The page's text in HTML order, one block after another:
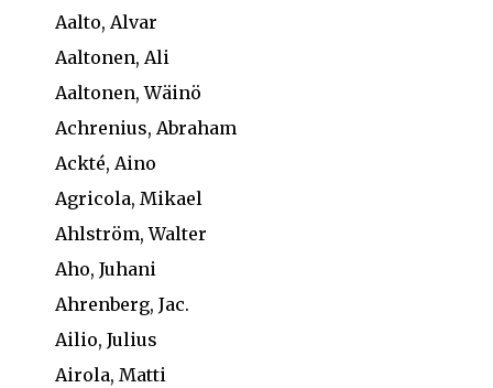
Aalto, Alvar
Aaltonen, Ali
Aaltonen, Wäinö
Achrenius, Abraham
Ackté, Aino
Agricola, Mikael
Ahlström, Walter
Aho, Juhani
Ahrenberg, Jac.
Ailio, Julius
Airola, Matti